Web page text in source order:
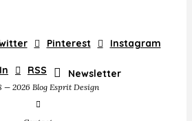
Pinterest Instagram
RSS Newsletter
— 2026 Blog Esprit Design